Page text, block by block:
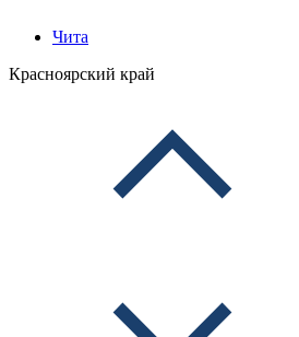
Чита
Красноярский край